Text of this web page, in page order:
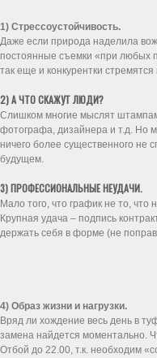
1) Стрессоустойчивость.
Даже если природа наделила
постоянные съемки «при любых
так еще и конкурентки
2) А ЧТО СКАЖУТ ЛЮДИ?
Слишком многие мыслят
фотографа, дизайнера и т.д. Но
ничего более существенного не
будущем.
3) ПРОФЕССИОНАЛЬНЫЕ НЕУДАЧИ.
Мало того, что график не то,
Крупная удача – подпись
держать себя в форме (не
4) Образ жизни и нагрузки.
Вряд ли хождение весь день в
замена найдется моментально.
Отбой до 22.00, т.к. необходим